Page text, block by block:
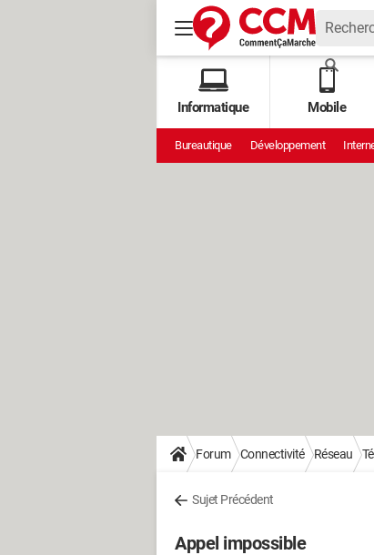
Informatique Mobile
Bureautique Développement
Forum Connectivité Réseau
Sujet Précédent
Appel impossible